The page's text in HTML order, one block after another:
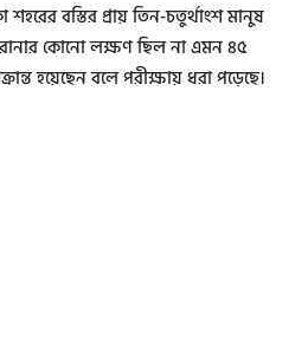
বস্তির প্রায় তিন-চতুর্থাংশ মানুষ
কোনো লক্ষণ ছিল না এমন ৪৫
হয়েছেন বলে পরীক্ষায় ধরা পড়েছে।